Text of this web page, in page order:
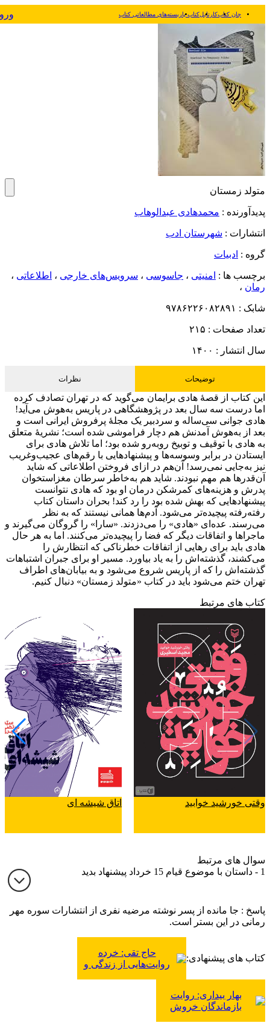
جان کتابکارتابلکتاب یار بسته‌های مطالعاتی کتاب
متولد زمستان
پدیدآورنده : محمدهادی عبدالوهاب
انتشارات : شهرستان ادب
گروه : ادبیات
برچسب ها : امنیتی ، جاسوسی ، سرویس‌های خارجی ، اطلاعاتی ،
رمان ،
شابک : ۹۷۸۶۲۲۶۰۸۲۸۹۱
تعداد صفحات : ۲۱۵
سال انتشار : ۱۴۰۰
توضیحات نظرات
این کتاب از قصۀ هادی برایمان می‌گوید که در تهران تصادف کرده
اما درست سه سال بعد در پژوهشگاهی در پاریس به‌هوش می‌آید!
هادی جوانی سی‌ساله و سردبیر یک مجلۀ پرفروش ایرانی است و
بعد از به‌هوش آمدنش هم دچار فراموشی شده است؛ نشریۀ متعلق
به هادی با توقیف و توبیخ روبه‌رو شده بود؛ اما تلاش هادی برای
ایستادن در برابر وسوسه‌ها و پیشنهاد‌هایی با رقم‌های عجیب‌وغریب
نیز به‌جایی نمی‌رسد! آن‌هم در ازای فروختن اطلاعاتی که شاید
آن‌قدرها هم مهم نبودند. شاید هم به‌خاطر سرطان مغزاستخوان
پدرش و هزینه‌های کمرشکن درمان او بود که هادی نتوانست
پیشنهاد‌هایی که بهش شده بود را رد کند! بحران داستان کتاب
رفته‌رفته پیچیده‌تر می‌شود. آدم‌ها همانی نیستند که به نظر
می‌رسند. عده‌ای «هادی» را می‌دزدند. «سارا» را گروگان می‌گیرند و
ماجراها و اتفاقات دیگر که فضا را پیچیده‌تر می‌کنند. اما به هر حال
هادی باید برای رهایی از اتفاقات خطرناکی که انتظارش را
می‌کشند، گذشته‌اش را به یاد بیاورد. مسیر او برای جبران اشتباهات
گذشته‌اش را که از پاریس شروع می‌شود و به بیابان‌های اطراف
تهران ختم می‌شود باید در کتاب «متولد زمستان» دنبال کنیم.
کتاب های مرتبط
وقتی خورشید خوابید اتاق شیشه ای
سوال های مرتبط
1 - داستان با موضوع قیام 15 خرداد پیشنهاد بدید
پاسخ : جا مانده از پسر نوشته مرضیه نفری از انتشارات سوره مهر
رمانی در این بستر است.
کتاب های پیشنهادی:
حاج تقی: خرده
روایت‌هایی از زندگی و
بهار بیداری: روایت
بازماندگان خروش